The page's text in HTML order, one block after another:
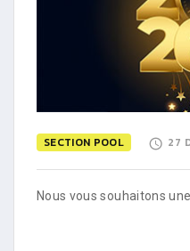
SECTION POOL 27
Nous vous souhaitons